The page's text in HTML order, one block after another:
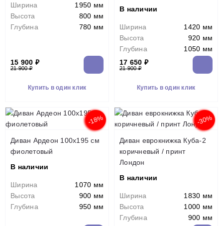
Ширина
1950 мм
Высота
800 мм
Глубина
780 мм
15 900 ₽
21 900 ₽
Купить в один клик
В наличии
Ширина
1420 мм
Высота
920 мм
Глубина
1050 мм
17 650 ₽
21 900 ₽
Купить в один клик
-18%
Диван Ардеон 100х195 см
фиолетовый
В наличии
Ширина
1070 мм
Высота
900 мм
Глубина
950 мм
-30%
Диван еврокнижка Куба-2
коричневый / принт
Лондон
В наличии
Ширина
1830 мм
Высота
1000 мм
Глубина
900 мм